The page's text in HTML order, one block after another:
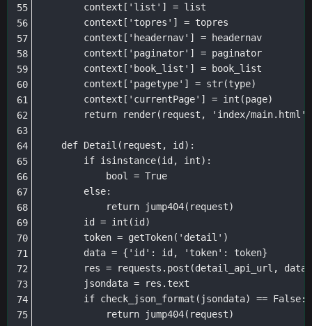
context['list'] = list
context['topres'] = topres
context['headernav'] = headernav
context['paginator'] = paginator
context['book_list'] = book_list
context['pagetype'] = str(type)
context['currentPage'] = int(page)
return render(request, 'index/main.html',
def Detail(request, id):
if isinstance(id, int):
bool = True
else:
return jump404(request)
id = int(id)
token = getToken('detail')
data = {'id': id, 'token': token}
res = requests.post(detail_api_url, data)
jsondata = res.text
if check_json_format(jsondata) == False:
return jump404(request)